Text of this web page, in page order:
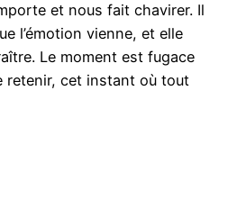
et nous fait chavirer. Il
l’émotion vienne, et elle
Le moment est fugace
retenir, cet instant où tout